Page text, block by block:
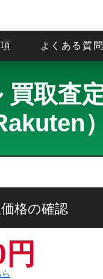
よくある質
取査
格の確認